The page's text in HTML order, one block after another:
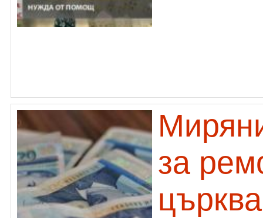
за
църква